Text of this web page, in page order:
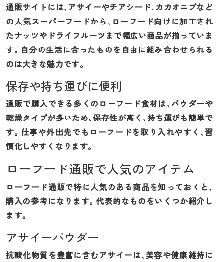
通販サイトには、アサイーやチアシード、カカオニブなど
の人気スーパーフードから、ローフード向けに加工され
たナッツやドライフルーツまで幅広い商品が揃っていま
す。自分の生活に合ったものを自由に組み合わせられる
のは大きな魅力です。
保存や持ち運びに便利
通販で購入できる多くのローフード食材は、パウダーや
乾燥タイプが多いため、保存性が高く、持ち運びも簡単で
す。仕事や外出先でもローフードを取り入れやすく、習
慣化しやすくなります。
ローフード通販で人気のアイテム
ローフード通販で特に人気のある商品を知っておくと、
購入の参考になります。代表的なものをいくつか紹介し
ます。
アサイーパウダー
抗酸化物質を豊富に含むアサイーは、美容や健康維持に